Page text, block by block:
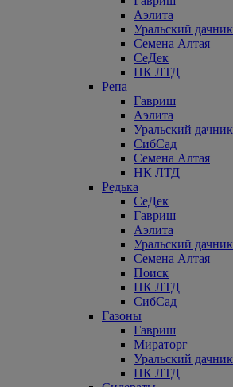
Аэлита
Уральский дачник
Семена Алтая
СеДек
НК ЛТД
Репа
Гавриш
Аэлита
Уральский дачник
СибСад
Семена Алтая
НК ЛТД
Редька
СеДек
Гавриш
Аэлита
Уральский дачник
Семена Алтая
Поиск
НК ЛТД
СибСад
Газоны
Гавриш
Мираторг
Уральский дачник
НК ЛТД